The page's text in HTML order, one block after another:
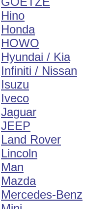
Hino
Honda
HOWO
Hyundai / Kia
Infiniti / Nissan
Isuzu
Iveco
Jaguar
JEEP
Land Rover
Lincoln
Man
Mazda
Mercedes-Benz